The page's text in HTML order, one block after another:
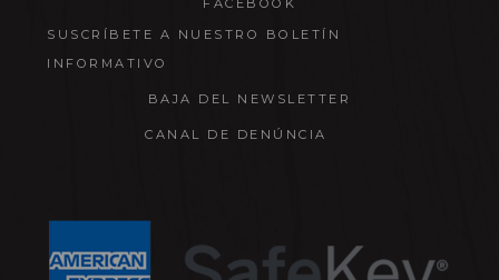
FACEBOOK
SUSCRÍBETE A NUESTRO BOLETÍN
INFORMATIVO
BAJA DEL NEWSLETTER
CANAL DE DENÚNCIA